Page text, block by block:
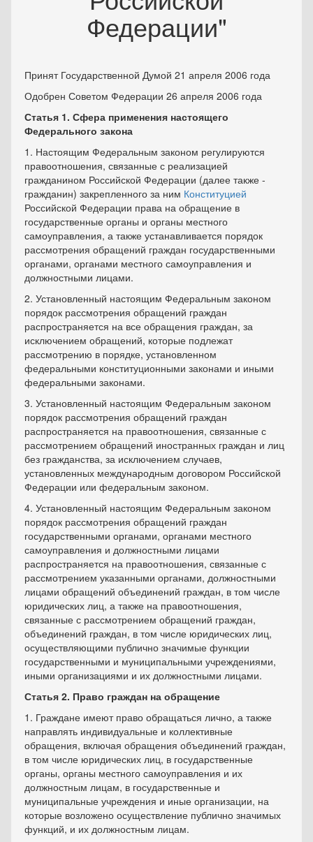
Федерации"
Принят Государственной Думой 21 апреля 2006 года
Одобрен Советом Федерации 26 апреля 2006 года
Статья 1. Сфера применения настоящего
Федерального закона
1. Настоящим Федеральным законом регулируются
правоотношения, связанные с реализацией
гражданином Российской Федерации (далее также -
гражданин) закрепленного за ним Конституцией
Российской Федерации права на обращение в
государственные органы и органы местного
самоуправления, а также устанавливается порядок
рассмотрения обращений граждан государственными
органами, органами местного самоуправления и
должностными лицами.
2. Установленный настоящим Федеральным законом
порядок рассмотрения обращений граждан
распространяется на все обращения граждан, за
исключением обращений, которые подлежат
рассмотрению в порядке, установленном
федеральными конституционными законами и иными
федеральными законами.
3. Установленный настоящим Федеральным законом
порядок рассмотрения обращений граждан
распространяется на правоотношения, связанные с
рассмотрением обращений иностранных граждан и лиц
без гражданства, за исключением случаев,
установленных международным договором Российской
Федерации или федеральным законом.
4. Установленный настоящим Федеральным законом
порядок рассмотрения обращений граждан
государственными органами, органами местного
самоуправления и должностными лицами
распространяется на правоотношения, связанные с
рассмотрением указанными органами, должностными
лицами обращений объединений граждан, в том числе
юридических лиц, а также на правоотношения,
связанные с рассмотрением обращений граждан,
объединений граждан, в том числе юридических лиц,
осуществляющими публично значимые функции
государственными и муниципальными учреждениями,
иными организациями и их должностными лицами.
Статья 2. Право граждан на обращение
1. Граждане имеют право обращаться лично, а также
направлять индивидуальные и коллективные
обращения, включая обращения объединений граждан,
в том числе юридических лиц, в государственные
органы, органы местного самоуправления и их
должностным лицам, в государственные и
муниципальные учреждения и иные организации, на
которые возложено осуществление публично значимых
функций, и их должностным лицам.